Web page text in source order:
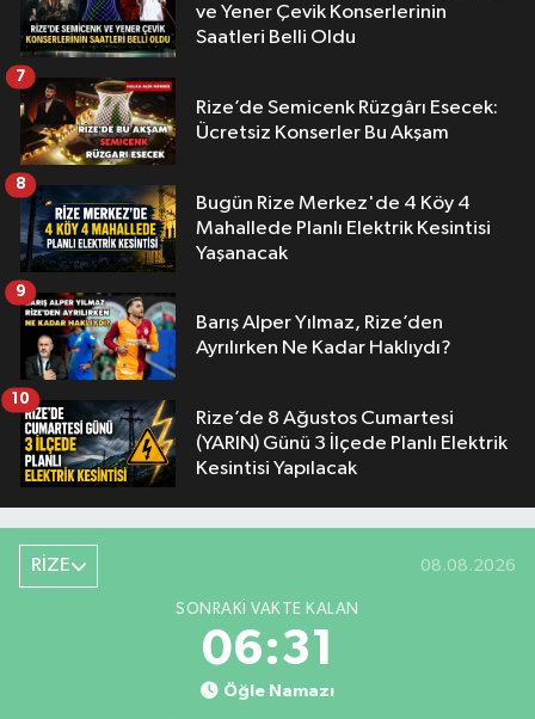
ve Yener Çevik Konserlerinin
Saatleri Belli Oldu
Rize’de Semicenk Rüzgârı Esecek:
Ücretsiz Konserler Bu Akşam
7
Bugün Rize Merkez'de 4 Köy 4
Mahallede Planlı Elektrik Kesintisi
Yaşanacak
8
Barış Alper Yılmaz, Rize’den
Ayrılırken Ne Kadar Haklıydı?
9
Rize’de 8 Ağustos Cumartesi
(YARIN) Günü 3 İlçede Planlı Elektrik
Kesintisi Yapılacak
10
RİZE 08.08.2026
SONRAKI VAKTE KALAN
06:30
Öğle Namazı